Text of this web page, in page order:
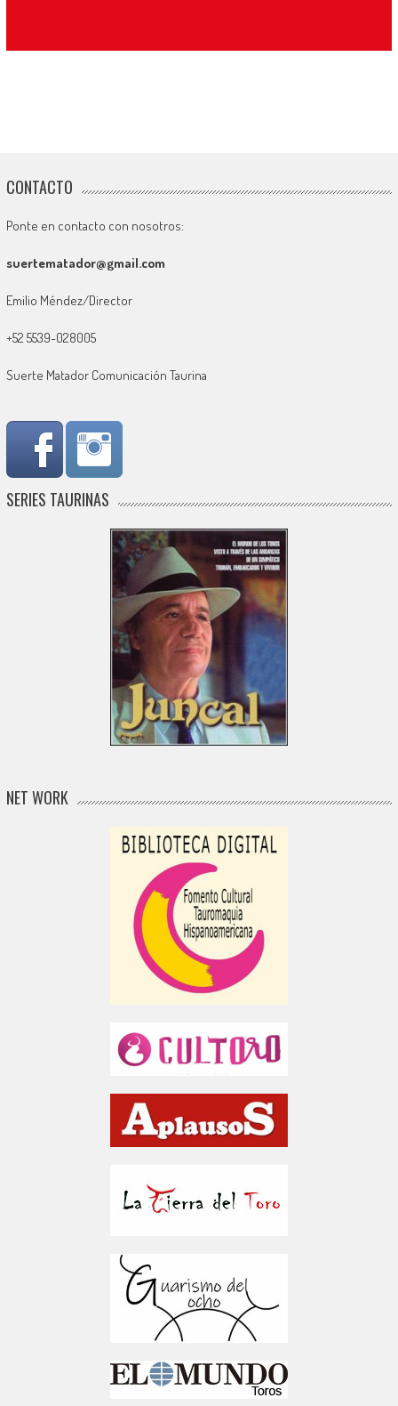
CONTACTO
Ponte en contacto con nosotros:
suertematador@gmail.com
Emilio Méndez/Director
+52 5539-028005
Suerte Matador Comunicación Taurina
SERIES TAURINAS
NET WORK